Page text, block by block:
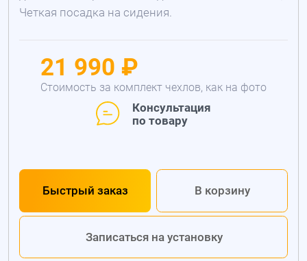
Четкая посадка на сидения.
21 990 ₽
Стоимость за комплект чехлов, как на фото
Консультация
по товару
Быстрый заказ В корзину
Записаться на установку